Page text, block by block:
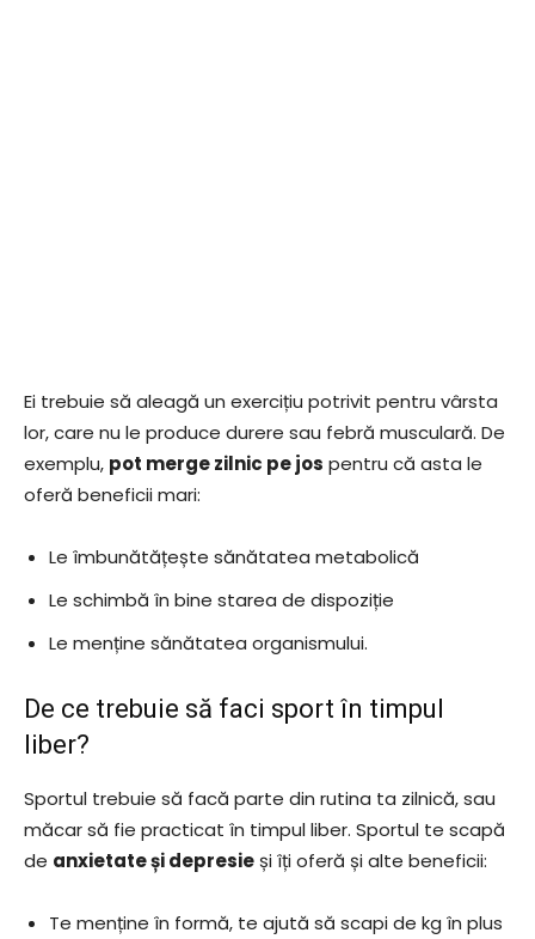
Ei trebuie să aleagă un exercițiu potrivit pentru vârsta
lor, care nu le produce durere sau febră musculară. De
exemplu, pot merge zilnic pe jos pentru că asta le
oferă beneficii mari:
Le îmbunătățește sănătatea metabolică
Le schimbă în bine starea de dispoziție
Le menține sănătatea organismului.
De ce trebuie să faci sport în timpul
liber?
Sportul trebuie să facă parte din rutina ta zilnică, sau
măcar să fie practicat în timpul liber. Sportul te scapă
de anxietate și depresieși îți oferă și alte beneficii:
Te menține în formă, te ajută să scapi de kg în plus